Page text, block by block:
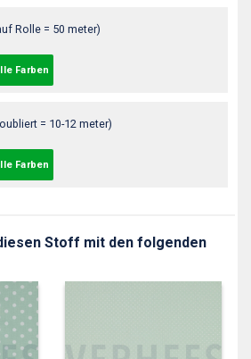
Rolle = 50 meter)
Farben
= 10-12 meter)
Farben
Stoff mit den folgenden